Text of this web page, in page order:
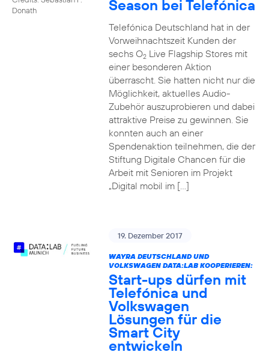
Donath
Season bei Telefónica
Telefónica Deutschland hat in der
Vorweihnachtszeit Kunden der
sechs O2Live Flagship Stores mit
einer besonderen Aktion
überrascht. Sie hatten nicht nur die
Möglichkeit, aktuelles Audio-
Zubehör auszuprobieren und dabei
attraktive Preise zu gewinnen. Sie
konnten auch an einer
Spendenaktion teilnehmen, die der
Stiftung Digitale Chancen für die
Arbeit mit Senioren im Projekt
„Digital mobil im […]
19. Dezember 2017
WAYRA DEUTSCHLAND UND
VOLKSWAGEN DATA:LAB KOOPERIEREN:
Start-ups dürfen mit
Telefónica und
Volkswagen
Lösungen für die
Smart City
entwickeln